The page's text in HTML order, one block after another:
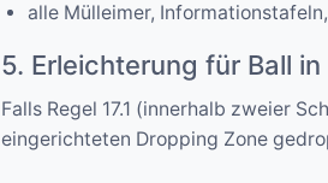
alle Mülleimer,
5. Erleichterung für Ball
Falls Regel 17.1 (innerhalb zweier
eingerichteten Dropping Zone